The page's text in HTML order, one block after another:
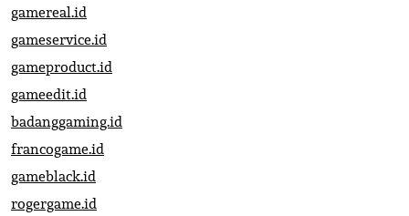
gamereal.id
gameservice.id
gameproduct.id
gameedit.id
badanggaming.id
francogame.id
gameblack.id
rogergame.id